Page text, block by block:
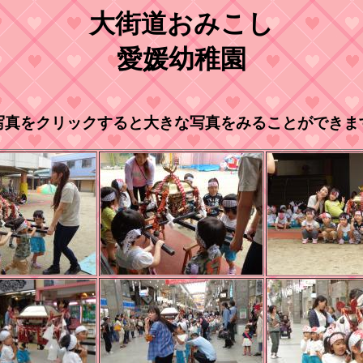
大街道おみこし
愛媛幼稚園
真をクリックすると大きな写真をみることができま